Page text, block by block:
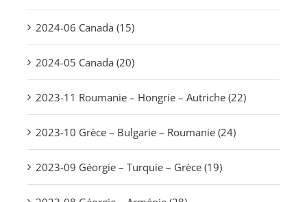
2024-06 Canada (15)
2024-05 Canada (20)
2023-11 Roumanie – Hongrie – Autriche (22)
2023-10 Grèce – Bulgarie – Roumanie (24)
2023-09 Géorgie – Turquie – Grèce (19)